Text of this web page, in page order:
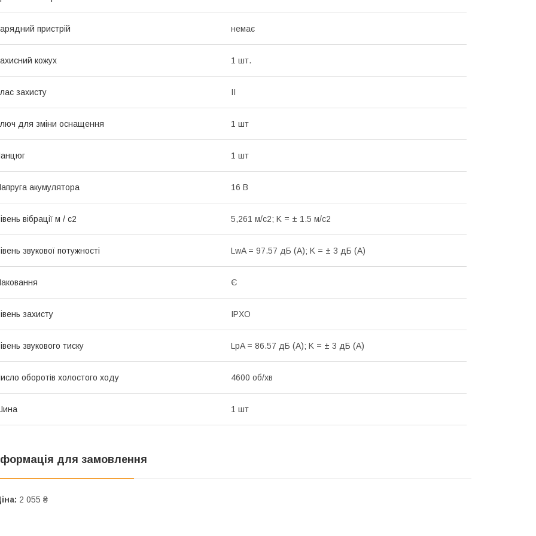
пристрій немає
кожух 1 шт.
захисту II
для зміни оснащення 1 шт
1 шт
акумулятора 16 В
вібрації м / с2 5,261 м/с2; K = ± 1.5 м/с2
звукової потужності LwA = 97.57 дБ (А); K = ± 3 дБ (А)
Є
захисту IPXO
звукового тиску LpA = 86.57 дБ (А); K = ± 3 дБ (А)
оборотів холостого ходу 4600 об/хв
1 шт
для замовлення
2 055 ₴